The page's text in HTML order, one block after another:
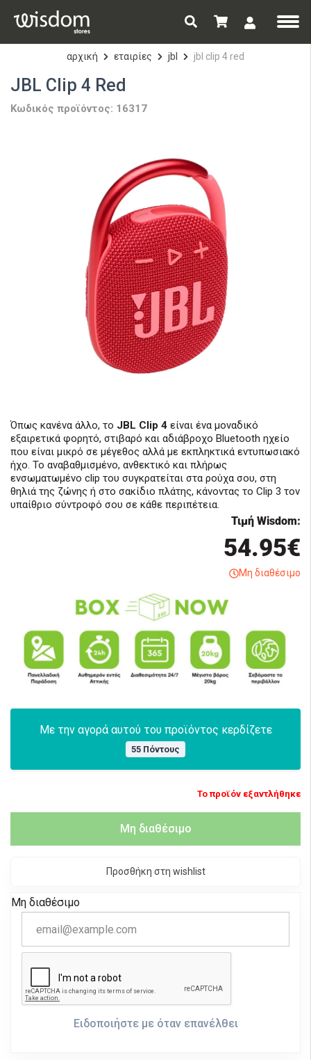
αρχική εταιρίες jbl jbl clip 4 red
JBL Clip 4 Red
Κωδικός προϊόντος: 16317
Όπως κανένα άλλο, το JBL Clip 4 είναι ένα μοναδικό
εξαιρετικά φορητό, στιβαρό και αδιάβροχο Bluetooth ηχείο
που είναι μικρό σε μέγεθος αλλά με εκπληκτικά εντυπωσιακό
ήχο. Το αναβαθμισμένο, ανθεκτικό και πλήρως
ενσωματωμένο clip του συγκρατείται στα ρούχα σου, στη
θηλιά της ζώνης ή στο σακίδιο πλάτης, κάνοντας το Clip 3 τον
υπαίθριο σύντροφό σου σε κάθε περιπέτεια.
Τιμή Wisdom:
54.95€
Μη διαθέσιμο
Με την αγορά αυτού του προϊόντος κερδίζετε
55 Πόντους
Το προϊόν εξαντλήθηκε
Μη διαθέσιμο
Προσθήκη στη wishlist
Μη διαθέσιμο
Ειδοποιήστε με όταν επανέλθει